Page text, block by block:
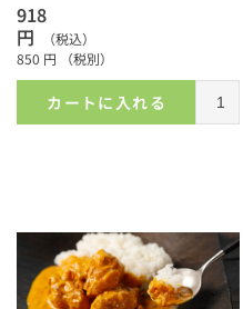
918
円
（税込）
850 円 （税別）
カートに入れる